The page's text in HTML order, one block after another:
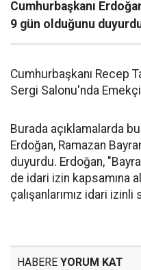
Cumhurbaşkanı
9 gün olduğunu
Cumhurbaşkanı Recep
Sergi Salonu'nda
Burada açıklamalarda
Erdoğan, Ramazan
duyurdu. Erdoğan,
de idari izin kapsamına
çalışanlarımız idari
HABERE YORUM KAT